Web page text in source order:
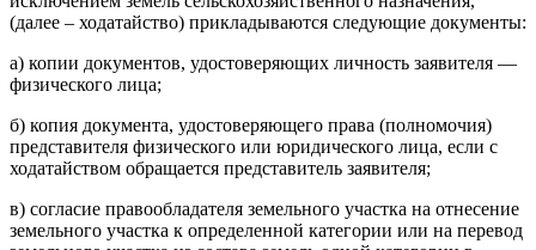
(далее – ходатайство) прикладываются следующие документы:
а) копии документов, удостоверяющих личность заявителя —
физического лица;
б) копия документа, удостоверяющего права (полномочия)
представителя физического или юридического лица, если с
ходатайством обращается представитель заявителя;
в) согласие правообладателя земельного участка на отнесение
земельного участка к определенной категории или на перевод